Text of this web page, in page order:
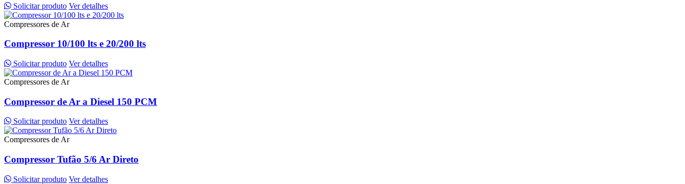
Solicitar produto Ver detalhes
Compressores de Ar
Compressor 10/100 lts e 20/200 lts
Solicitar produto Ver detalhes
Compressores de Ar
Compressor de Ar a Diesel 150 PCM
Solicitar produto Ver detalhes
Compressores de Ar
Compressor Tufão 5/6 Ar Direto
Solicitar produto Ver detalhes